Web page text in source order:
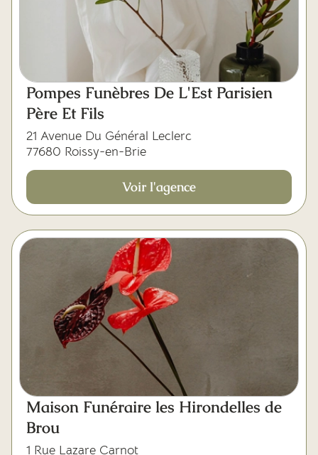
Pompes Funèbres De L'Est Parisien
Père Et Fils
21 Avenue Du Général Leclerc
77680 Roissy-en-Brie
Voir l'agence
Maison Funéraire les Hirondelles de
Brou
1 Rue Lazare Carnot